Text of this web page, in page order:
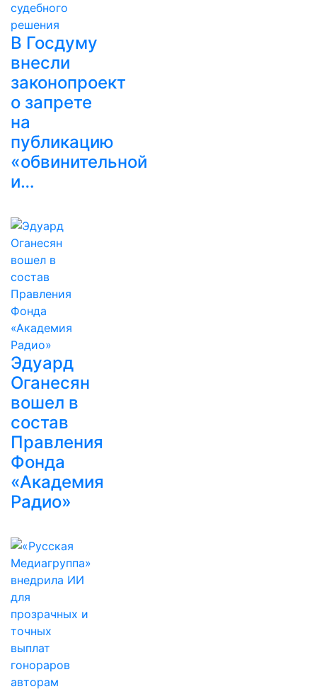
В Госдуму
внесли
законопроект
о запрете
на
публикацию
«обвинительной
и…
Эдуард
Оганесян
вошел в
состав
Правления
Фонда
«Академия
Радио»